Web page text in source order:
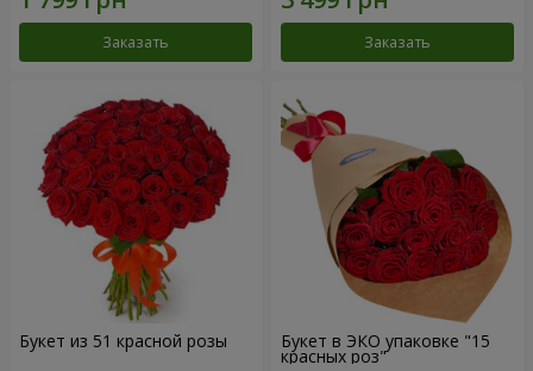
Заказать Заказать
Букет из 51 красной розы Букет в ЭКО упаковке "15
красных роз"